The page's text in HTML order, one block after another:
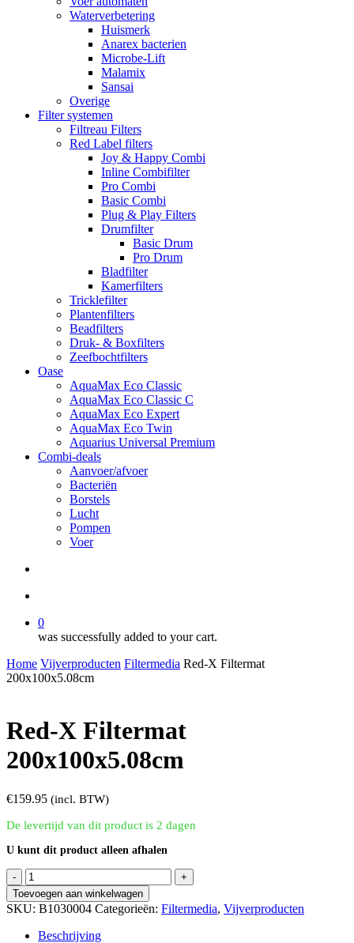
Waterverbetering
Huismerk
Anarex bacterien
Microbe-Lift
Malamix
Sansai
Overige
Filter systemen
Filtreau Filters
Red Label filters
Joy & Happy Combi
Inline Combifilter
Pro Combi
Basic Combi
Plug & Play Filters
Drumfilter
Basic Drum
Pro Drum
Bladfilter
Kamerfilters
Tricklefilter
Plantenfilters
Beadfilters
Druk- & Boxfilters
Zeefbochtfilters
Oase
AquaMax Eco Classic
AquaMax Eco Classic C
AquaMax Eco Expert
AquaMax Eco Twin
Aquarius Universal Premium
Combi-deals
Aanvoer/afvoer
Bacteriën
Borstels
Lucht
Pompen
Voer
0
was successfully added to your cart.
Home Vijverproducten Filtermedia Red-X Filtermat
200x100x5.08cm
Red-X Filtermat
200x100x5.08cm
€159.95 (incl. BTW)
De levertijd van dit product is 2 dagen
U kunt dit product alleen afhalen
Red-
X
Filtermat
200x100x5.08cm
aantal
Toevoegen aan winkelwagen
SKU: B1030004 Categorieën: Filtermedia, Vijverproducten
Beschrijving